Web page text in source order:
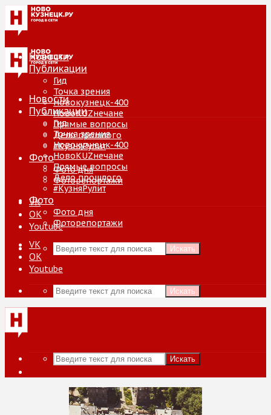
Новости
Публикации
Гид
Точка зрения
Новокузнецк-400
НовоKUZнечане
Прямые вопросы
Дело прошлого
#КузняРулит
Фото
Фото дня
Фоторепортажи
VK
ОК
Youtube
Искать
Новости
Публикации
Гид
Точка зрения
Новокузнецк-400
НовоKUZнечане
Прямые вопросы
Дело прошлого
#КузняРулит
Фото
Фото дня
Фоторепортажи
VK
ОК
Youtube
Искать
Искать